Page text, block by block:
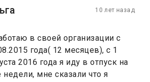
10 лет назад
в своей организации с
года( 12 месяцев), с 1
2016 года я иду в отпуск на
недели, мне сказали что я